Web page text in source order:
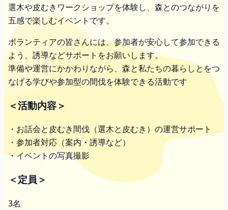
選木や皮むきワークショップを体験し、森とのつながりを
五感で楽しむイベントです。
ボランティアの皆さんには、参加者が安心して参加できる
よう、誘導などサポートをお願いします。
準備や運営にかかわりながら、森と私たちの暮らしとをつ
なげる学びや参加型の間伐を体験できる活動です
＜活動内容＞
・お話会と皮むき間伐（選木と皮むき）の運営サポート
・参加者対応（案内・誘導など）
・イベントの写真撮影
＜定員＞
3名